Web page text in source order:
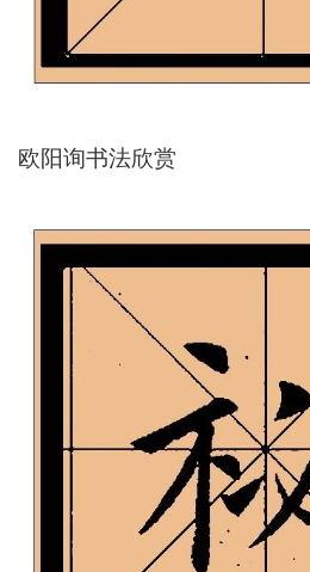
欧阳询书法欣赏